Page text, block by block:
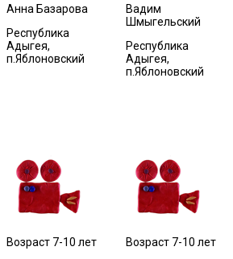
Анна Базарова
Республика
Адыгея,
п.Яблоновский
Вадим
Шмыгельский
Республика
Адыгея,
п.Яблоновский
Возраст 7-10 лет
Возраст 7-10 лет